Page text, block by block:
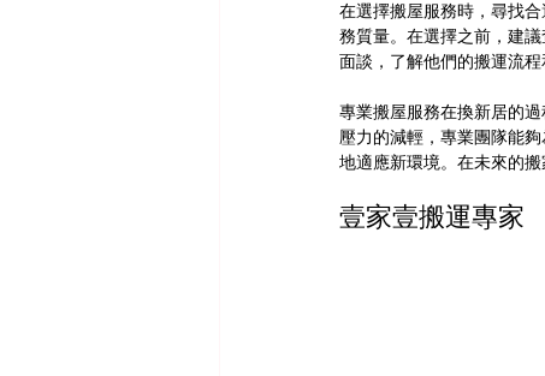
在選擇搬屋服務時，尋找
務質量。在選擇之前，建
面談，了解他們的搬運流
專業搬屋服務在換新居的
壓力的減輕，專業團隊能
地適應新環境。在未來的
壹家壹搬運專家